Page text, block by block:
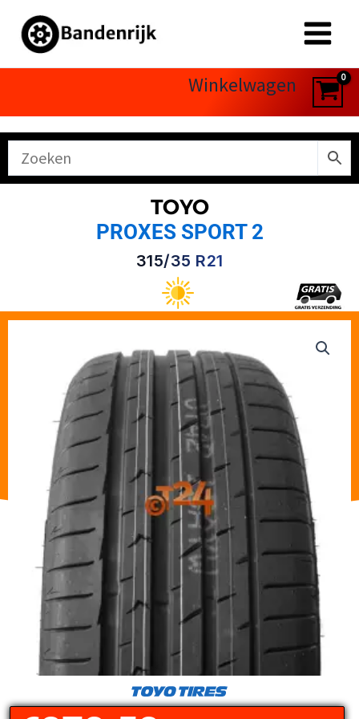
naar
Winkelwagen
TOYO
PROXES SPORT 2
315/35 R21